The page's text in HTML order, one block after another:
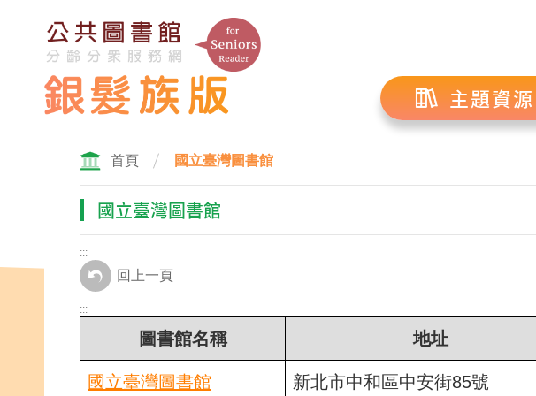
主題資源
首頁 國立臺灣圖書館
國立臺灣圖書館
:::
回上一頁
:::
圖書館名稱 地址
國立臺灣圖書館 新北市中和區中安街85號